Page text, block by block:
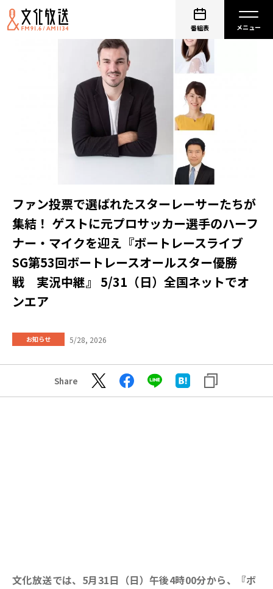
番組表
ファン投票で選ばれたスターレーサーたちが
集結！ ゲストに元プロサッカー選手のハーフ
ナー・マイクを迎え『ボートレースライブ
SG第53回ボートレースオールスター優勝
戦 実況中継』 5/31（日）全国ネットでオ
ンエア
お知らせ 5/28, 2026
Share
文化放送では、5月31日（日）午後4時00分から、『ボ